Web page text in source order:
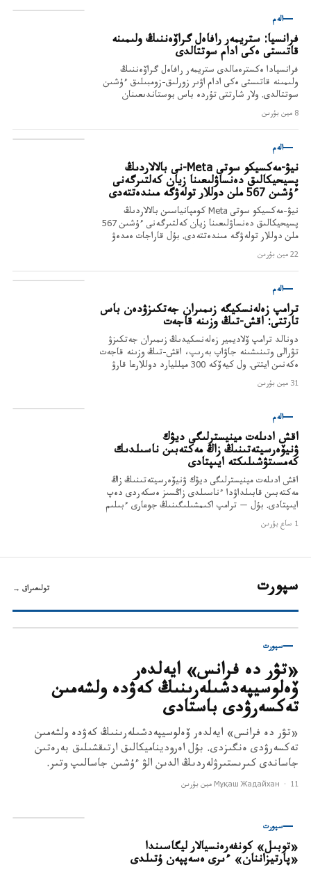
الەم
فرانسيا: ستريمەر رافاەل گراۆەننىڭ ولىمىنە
قاتىستى ەكى ادام سوتتالدى
فرانسيادا ەكسترەمالدى ستريمەر رافاەل گراۆەننىڭ
ولىمىنە قاتىستى ەكى ادام اۋىر زورلىق-زومبىلىق ءۇشىن
سوتتالدى. ولار شارتتى تۇردە باس بوستاندىعىنان
ايىرىلىپ، ايىپپۇل تولەدى.
8 مين بۇرىن
الەم
نيۋ-مەكسيكو سوتى Meta-نى بالالاردىڭ
پسيحيكالىق دەنساۋلىعىنا زيان كەلتىرگەنى
ءۇشىن 567 ملن دوللار تولەۋگە مىندەتتەدى
نيۋ-مەكسيكو سوتى Meta كومپانياسىن بالالاردىڭ
پسيحيكالىق دەنساۋلىعىنا زيان كەلتىرگەنى ءۇشىن 567
ملن دوللار تولەۋگە مىندەتتەدى. بۇل قاراجات ەمدەۋ
قىزمەتتەرىنە جانە باسقا دا شارالارعا جۇمسالادى.
22 مين بۇرىن
الەم
ترامپ زەلەنسكيگە زىمىران جەتكىزۋدەن باس
تارتتى: اقش-تىڭ وزىنە قاجەت
دونالد ترامپ ۆلاديمير زەلەنسكيدىڭ زىمىران جەتكىزۋ
تۋرالى وتىنىشىنە جاۋاپ بەرىپ، اقش-تىڭ وزىنە قاجەت
ەكەنىن ايتتى. ول كيەۆكە 300 ميلليارد دوللارعا قارۋ
بەرىلگەنىن ەسكە سالدى.
31 مين بۇرىن
الەم
اقش ادىلەت مينيسترلىگى ديۋك
ۋنيۆەرسيتەتىنىڭ زاڭ مەكتەبىن ناسىلدىك
كەمسىتۋشىلىكتە ايىپتادى
اقش ادىلەت مينيسترلىگى ديۋك ۋنيۆەرسيتەتىنىڭ زاڭ
مەكتەبىن قابىلداۋدا ءناسىلدى زاڭسىز ەسكەردى دەپ
ايىپتادى. بۇل — ترامپ اكىمشىلىگىنىڭ جوعارى ءبىلىم
سالاسىنداعى سوڭعى قادامى.1 ساع بۇرىن
سپورت تولىعىراق →
سپورت
«تۋر دە فرانس» ايەلدەر
ۆەلوسيپەدشىلەرىنىڭ كەۋدە ولشەمىن
تەكسەرۋدى باستادى
«تۋر دە فرانس» ايەلدەر ۆەلوسيپەدشىلەرىنىڭ كەۋدە ولشەمىن
تەكسەرۋدى ەنگىزدى. بۇل اەروديناميكالىق ارتىقشىلىق بەرەتىن
جاساندى كىرىستىرۋلەردىڭ الدىن الۋ ءۇشىن جاسالىپ وتىر.
Мұқаш Жадайхан · 11 مين بۇرىن
سپورت
«توبىل» كونفەرەنسيالار ليگاسىندا
«پارتيزاننان» ءىرى ەسەپپەن ۇتىلدى